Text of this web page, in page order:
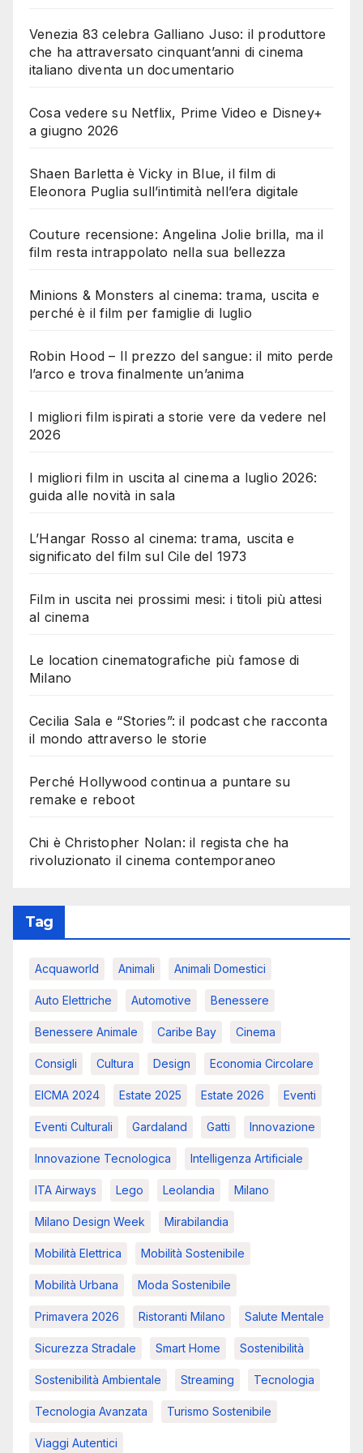
Venezia 83 celebra Galliano Juso: il produttore
che ha attraversato cinquant’anni di cinema
italiano diventa un documentario
Cosa vedere su Netflix, Prime Video e Disney+
a giugno 2026
Shaen Barletta è Vicky in Blue, il film di
Eleonora Puglia sull’intimità nell’era digitale
Couture recensione: Angelina Jolie brilla, ma il
film resta intrappolato nella sua bellezza
Minions & Monsters al cinema: trama, uscita e
perché è il film per famiglie di luglio
Robin Hood – Il prezzo del sangue: il mito perde
l’arco e trova finalmente un’anima
I migliori film ispirati a storie vere da vedere nel
2026
I migliori film in uscita al cinema a luglio 2026:
guida alle novità in sala
L’Hangar Rosso al cinema: trama, uscita e
significato del film sul Cile del 1973
Film in uscita nei prossimi mesi: i titoli più attesi
al cinema
Le location cinematografiche più famose di
Milano
Cecilia Sala e “Stories”: il podcast che racconta
il mondo attraverso le storie
Perché Hollywood continua a puntare su
remake e reboot
Chi è Christopher Nolan: il regista che ha
rivoluzionato il cinema contemporaneo
Tag
Acquaworld Animali Animali Domestici
Auto Elettriche Automotive Benessere
Benessere Animale Caribe Bay Cinema
Consigli Cultura Design Economia Circolare
EICMA 2024 Estate 2025 Estate 2026 Eventi
Eventi Culturali Gardaland Gatti Innovazione
Innovazione Tecnologica Intelligenza Artificiale
ITA Airways Lego Leolandia Milano
Milano Design Week Mirabilandia
Mobilità Elettrica Mobilità Sostenibile
Mobilità Urbana Moda Sostenibile
Primavera 2026 Ristoranti Milano Salute Mentale
Sicurezza Stradale Smart Home Sostenibilità
Sostenibilità Ambientale Streaming Tecnologia
Tecnologia Avanzata Turismo Sostenibile
Viaggi Autentici